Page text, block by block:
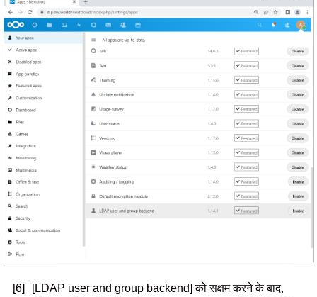
[6]
[LDAP user and group backend] को सक्षम करने के बाद,